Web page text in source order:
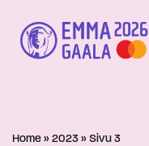
Siirry
suoraan
Home » 2023 » Sivu 3